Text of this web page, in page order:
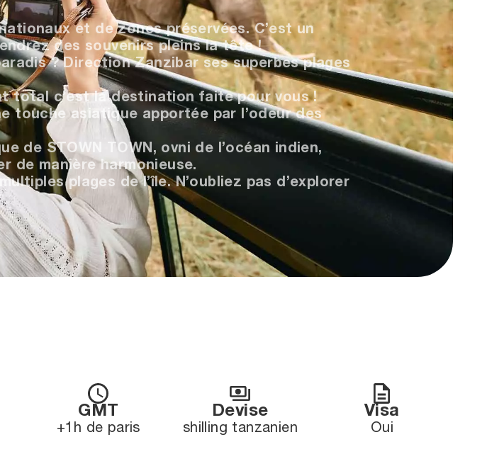
et de zones préservées. C’est un
des souvenirs pleins la tête !
? Direction Zanzibar ses superbes plages
total c’est la destination faite pour vous !
touche asiatique apportée par l’odeur des
de STOWN TOWN, ovni de l’océan indien,
de manière harmonieuse.
plages de l’île. N’oubliez pas d’explorer
GMT
+1h de paris
Devise
shilling tanzanien
Visa
Oui